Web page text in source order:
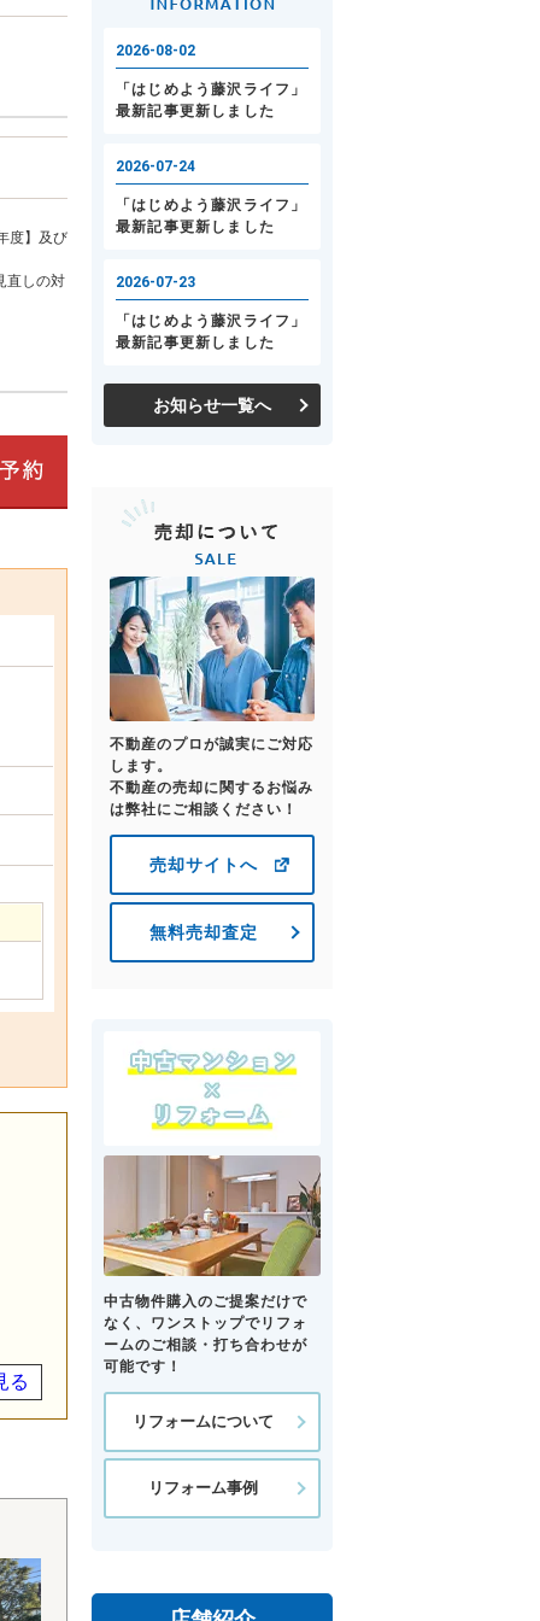
度】及び
直しの対
る
お知らせ一覧へ
不動産のプロが誠実にご対応
します。
不動産の売却に関するお悩み
は弊社にご相談ください！
売却サイトへ
無料売却査定
中古物件購入のご提案だけで
なく、ワンストップでリフォ
ームのご相談・打ち合わせが
可能です！
リフォームについて
リフォーム事例